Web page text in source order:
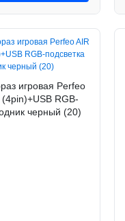
игровая Perfeo
RGB-
черный (20)